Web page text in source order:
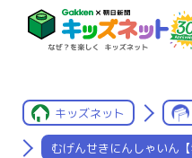
キッズネット
むげんせきにんしゃいん【